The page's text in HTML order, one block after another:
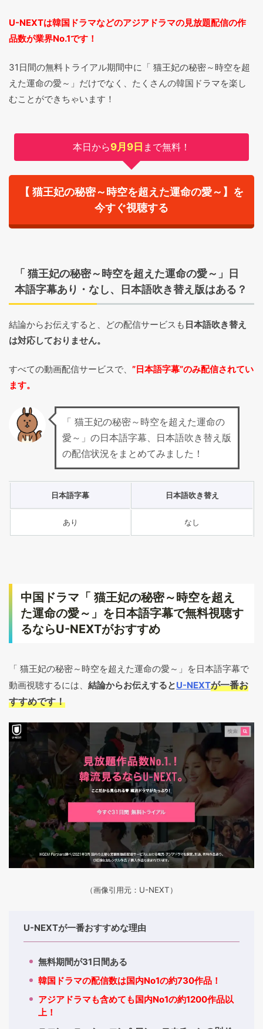
U-NEXTは韓国ドラマなどのアジアドラマの見放題配信の作
品数が業界No.1です！
31日間の無料トライアル期間中に「 猫王妃の秘密～時空を超
えた運命の愛～」だけでなく、たくさんの韓国ドラマを楽し
むことができちゃいます！
本日から9月9日 まで無料！
【 猫王妃の秘密～時空を超えた運命の愛～】を
今すぐ視聴する
「 猫王妃の秘密～時空を超えた運命の愛～」日
本語字幕あり・なし、日本語吹き替え版はある？
結論からお伝えすると、どの配信サービスも 日本語吹き替え
は対応しておりません。
すべての動画配信サービスで、 ”日本語字幕”のみ配信されてい
ます。
「 猫王妃の秘密～時空を超えた運命の
愛～」の日本語字幕、日本語吹き替え版
の配信状況をまとめてみました！
日本語字幕 日本語吹き替え
あり なし
中国ドラマ「 猫王妃の秘密～時空を超え
た運命の愛～」を日本語字幕で無料視聴す
るならU-NEXTがおすすめ
「 猫王妃の秘密～時空を超えた運命の愛～」を日本語字幕で
動画視聴するには、 結論からお伝えするとU-NEXTが一番お
すすめです！
（画像引用元：U-NEXT）
U-NEXTが一番おすすめな理由
無料期間が31日間ある
韓国ドラマの配信数は国内No1の約730作品！
アジアドラマも含めても国内No1の約1200作品以
上！